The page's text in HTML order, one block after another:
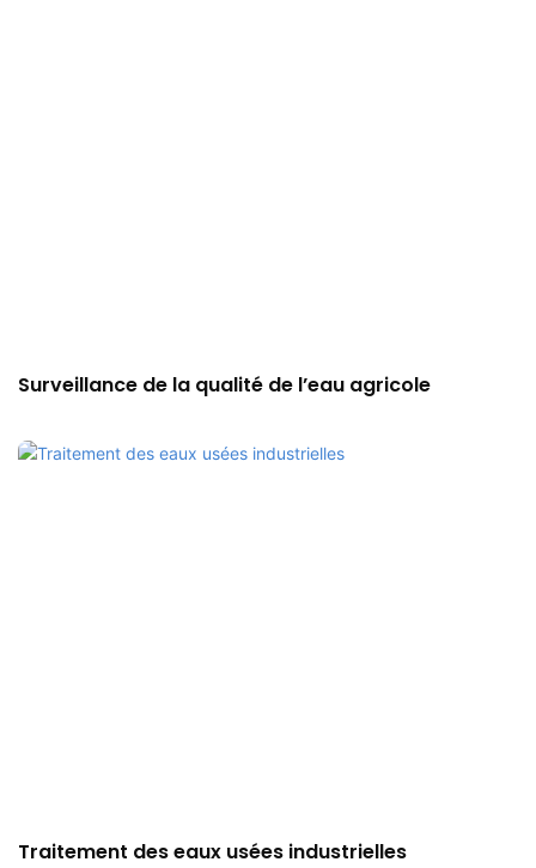
Surveillance de la qualité de l’eau agricole
Traitement des eaux usées industrielles